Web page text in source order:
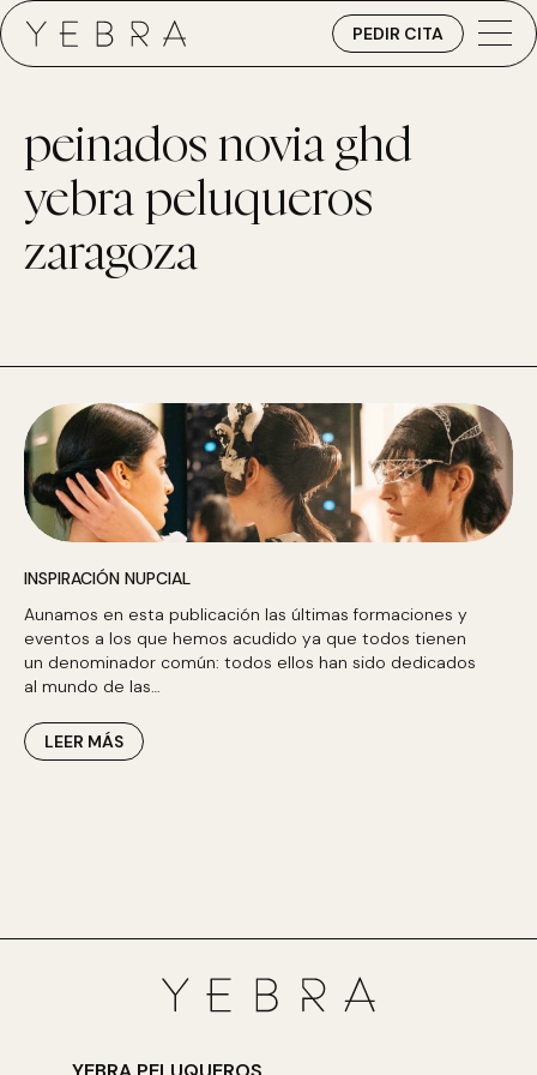
PEDIR CITA
peinados novia ghd
yebra peluqueros
zaragoza
INSPIRACIÓN NUPCIAL
Aunamos en esta publicación las últimas formaciones y
eventos a los que hemos acudido ya que todos tienen
un denominador común: todos ellos han sido dedicados
al mundo de las…
LEER MÁS